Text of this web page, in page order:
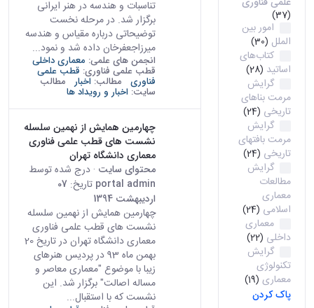
(37)
امور بین
الملل (30)
کتاب‌های
اساتید (28)
گرایش
مرمت بناهای
تاریخی (24)
گرایش
مرمت بافتهای
تاریخی (24)
گرایش
مطالعات
معماری
اسلامی (24)
معماری
داخلی (22)
گرایش
تکنولوژی
معماری (19)
پاک کردن
تناسبات و هندسه در هنر ایرانی
برگزار شد. در مرحله نخست
توضیحاتی درباره مقیاس و هندسه
میرزاجعفرخان داده شد و نمود...
انجمن های علمی: معماری داخلی
قطب علمی فناوری: قطب علمی
فناوری مطالب: اخبار مطالب
سایت: اخبار و رویداد ها
چهارمین همایش از نهمین سلسله
نشست ‌های قطب علمی فناوری
معماری دانشگاه تهران
محتوای سایت · درج شده توسط
portal admin تاریخ: 07
اردیبهشت 1394
چهارمین همایش از نهمین سلسله
نشست ‌های قطب علمی فناوری
معماری دانشگاه تهران در تاریخ 20
بهمن ماه 93 در پردیس هنرهای
زیبا با موضوع "معماری معاصر و
مساله اصالت" برگزار شد. این
نشست که با استقبال...